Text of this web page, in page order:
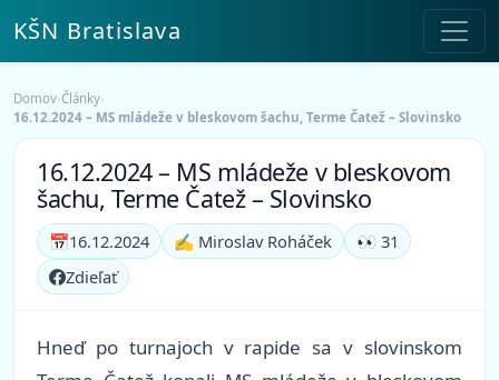
KŠN Bratislava
Domov›Články›
16.12.2024 – MS mládeže v bleskovom šachu, Terme Čatež – Slovinsko
16.12.2024 – MS mládeže v bleskovom
šachu, Terme Čatež – Slovinsko
📅16.12.2024 ✍️ Miroslav Roháček
👀 31
Zdieľať
Hneď po turnajoch v rapide sa v slovinskom